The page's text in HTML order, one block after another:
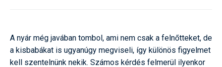
A nyár még javában tombol, ami nem csak a felnőtteket, de
a kisbabákat is ugyanúgy megviseli, így különös figyelmet
kell szentelnünk nekik. Számos kérdés felmerül ilyenkor